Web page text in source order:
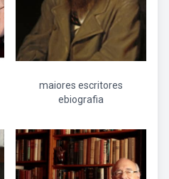
maiores escritores
ebiografia